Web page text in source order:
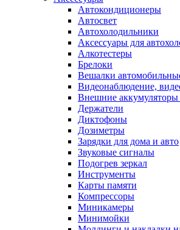
Автокондиционеры
Aвтосвет
Автохолодильники
Аксессуары для
Алкотестеры
Брелоки
Вешалки
Видеонаблюдение,
Внешние аккумуляторы
Держатели
Диктофоны
Дозиметры
Зарядки для дома и авто
Звуковые сигналы
Подогрев зеркал
Инструменты
Карты памяти
Компрессоры
Миникамеры
Минимойки